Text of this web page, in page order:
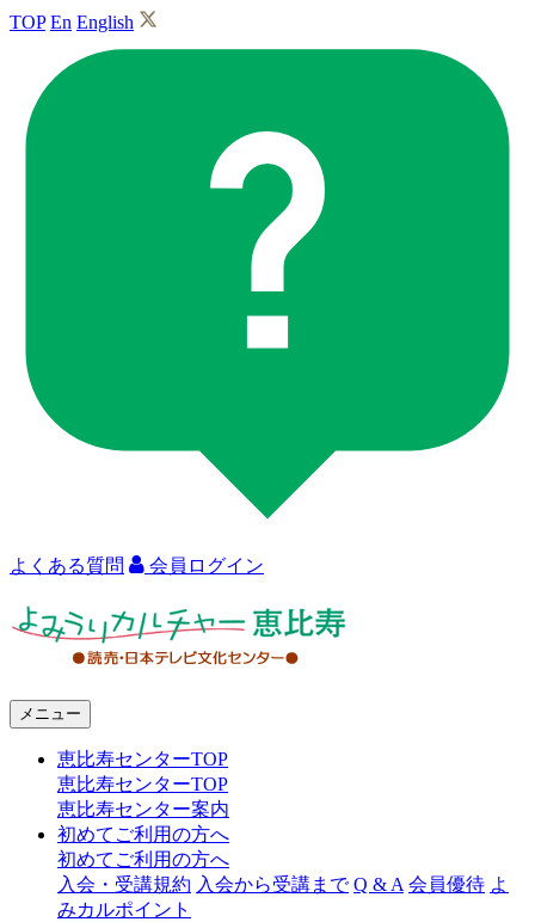
TOP En English
よくある質問 会員ログイン
ャ
メニュー
恵比寿センターTOP
恵比寿センターTOP
恵比寿センター案内
初めてご利用の方へ
初めてご利用の方へ
入会・受講規約 入会から受講まで Q & A 会員優待 よ
みカルポイント